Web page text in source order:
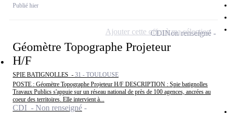
Publié hier
Géomètre Topographe Projeteur
H/F
SPIE BATIGNOLLES - 31 - TOULOUSE
POSTE : Géomètre Topographe Projeteur H/F DESCRIPTION : Spie batignolles
Travaux Publics s'appuie sur un réseau national de près de 100 agences, ancrées au
coeur des territoires. Elle intervient à...
CDI - Non renseigné
CDINon renseigné
Ajouter cette offre à ma sélection